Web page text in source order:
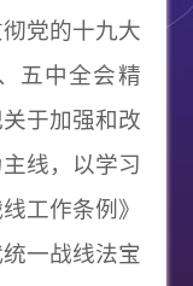
党的十九大
五中全会精
于加强和改
线，以学习
工作条例》
一战线法宝